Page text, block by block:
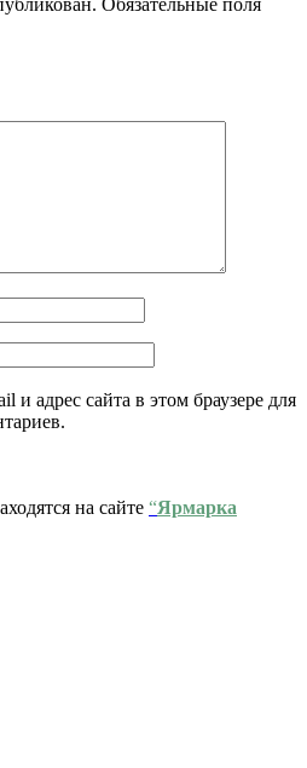
и адрес сайта в этом браузере для
на сайте “Ярмарка